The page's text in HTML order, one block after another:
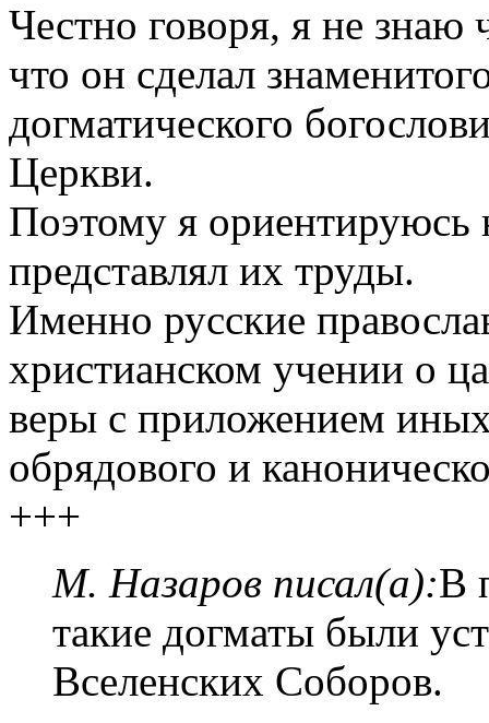
Честно говоря, я не
что он сделал
догматического
Церкви.
Поэтому я ориентируюсь
представлял их труды.
Именно русские
христианском учении о
веры с приложением
обрядового и
+++
М. Назаров писал(а):В
такие догматы были
Вселенских Соборов.